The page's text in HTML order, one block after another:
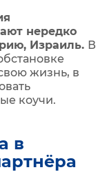
нередко
Израиль. В
жизнь, в
коучи.
в